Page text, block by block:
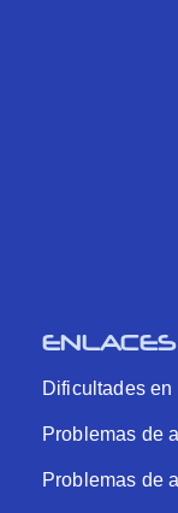
Dificultades
Problemas de
Problemas de